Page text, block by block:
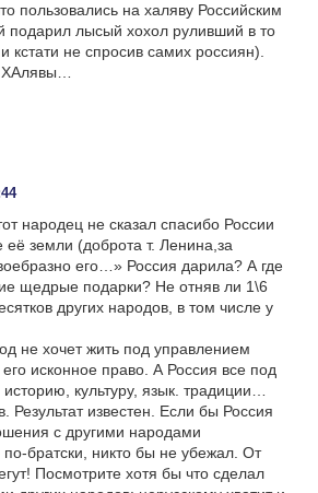
пользовались на халяву Российским
подарил лысый хохол руливший в то
кстати не спросив самих россиян).
ХАлявы…
народец не сказал спасибо России
её земли (доброта т. Ленина,за
его…» Россия дарила? А где
щедрые подарки? Не отняв ли 1\6
других народов, в том числе у
не хочет жить под управлением
его исконное право. А Россия все под
культуру, язык. традиции…
Результат известен. Если бы Россия
с другими народами
по-братски, никто бы не убежал. От
Посмотрите хотя бы что сделал